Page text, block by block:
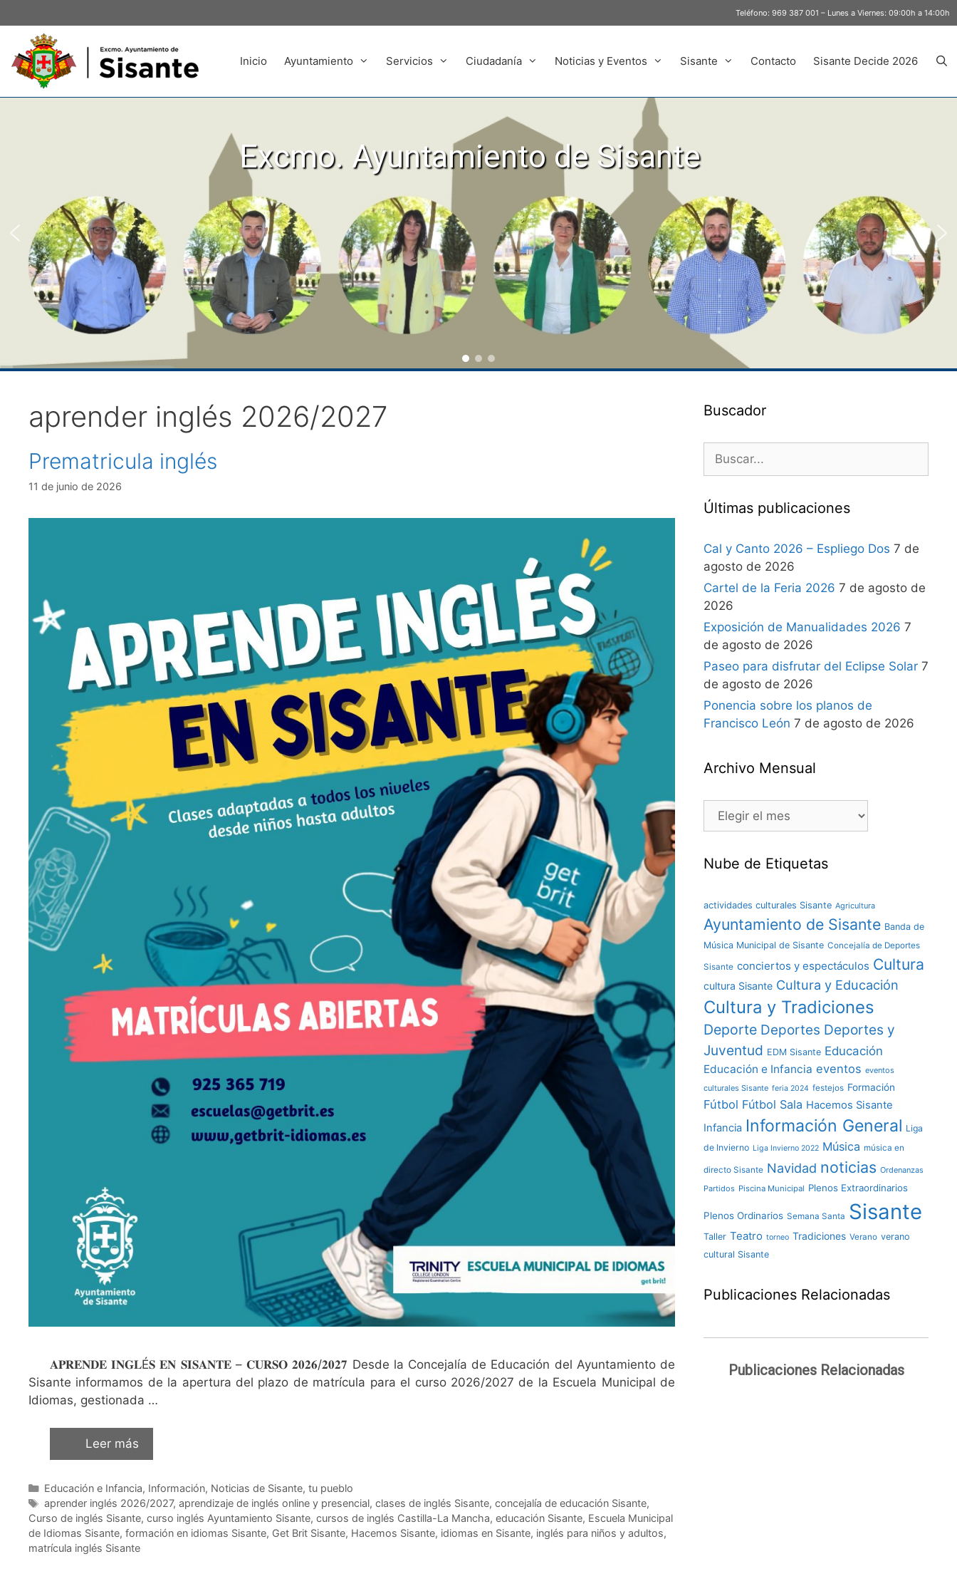
Teléfono: 969 387 001 – Lunes a Viernes: 09:00h a 14:00h
Inicio Ayuntamiento Servicios Ciudadanía Noticias y Eventos Sisante Contacto Sisante Decide 2026
Excmo. Ayuntamiento de Sisante
aprender inglés 2026/2027
Prematricula inglés
11 de junio de 2026
𝐀𝐏𝐑𝐄𝐍𝐃𝐄 𝐈𝐍𝐆𝐋É𝐒 𝐄𝐍 𝐒𝐈𝐒𝐀𝐍𝐓𝐄 – 𝐂𝐔𝐑𝐒𝐎 𝟐𝟎𝟐𝟔/𝟐𝟎𝟐𝟕 Desde la Concejalía de Educación del Ayuntamiento de
Sisante informamos de la apertura del plazo de matrícula para el curso 2026/2027 de la Escuela Municipal de
Idiomas, gestionada …
Leer más
Educación e Infancia, Información, Noticias de Sisante, tu pueblo
aprender inglés 2026/2027, aprendizaje de inglés online y presencial, clases de inglés Sisante, concejalía de educación Sisante,
Curso de inglés Sisante, curso inglés Ayuntamiento Sisante, cursos de inglés Castilla-La Mancha, educación Sisante, Escuela Municipal
de Idiomas Sisante, formación en idiomas Sisante, Get Brit Sisante, Hacemos Sisante, idiomas en Sisante, inglés para niños y adultos,
matrícula inglés Sisante
Buscador
Últimas publicaciones
Cal y Canto 2026 – Espliego Dos 7 de
agosto de 2026
Cartel de la Feria 2026 7 de agosto de
2026
Exposición de Manualidades 2026 7
de agosto de 2026
Paseo para disfrutar del Eclipse Solar 7
de agosto de 2026
Ponencia sobre los planos de
Francisco León 7 de agosto de 2026
Archivo Mensual
Nube de Etiquetas
actividades culturales Sisante Agricultura
Ayuntamiento de Sisante Banda de
Música Municipal de Sisante Concejalía de Deportes
Sisante conciertos y espectáculos Cultura
cultura Sisante Cultura y Educación
Cultura y Tradiciones
Deporte Deportes Deportes y
Juventud EDM Sisante Educación
Educación e Infancia eventos eventos
culturales Sisante feria 2024 festejos Formación
Fútbol Fútbol Sala Hacemos Sisante
Infancia Información General Liga
de Invierno Liga Invierno 2022 Música música en
directo Sisante Navidad noticias Ordenanzas
Partidos Piscina Municipal Plenos Extraordinarios
Plenos Ordinarios Semana Santa Sisante
Taller Teatro torneo Tradiciones Verano verano
cultural Sisante
Publicaciones Relacionadas
Publicaciones Relacionadas